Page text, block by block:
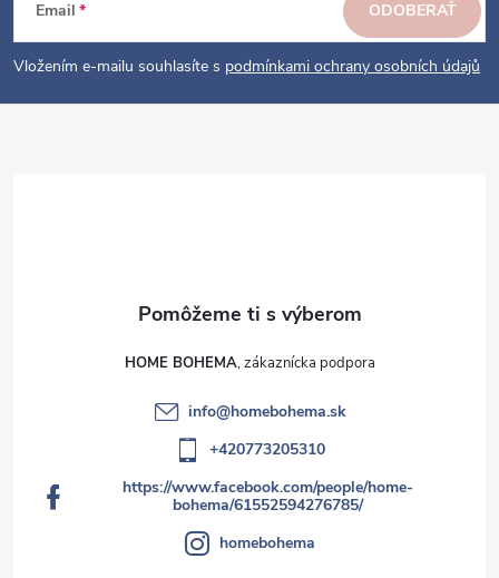
v
k
y
e
Email
Vložením e-mailu souhlasíte s podmínkami ochrany osobních údajů
ODOBERAŤ
HOME BOHEMA
info@homebohema.sk
+420773205310
https://www.facebook.com/people/home-
bohema/61552594276785/
homebohema